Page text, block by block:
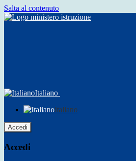
Salta al contenuto
Italiano
Italiano
Accedi
Accedi